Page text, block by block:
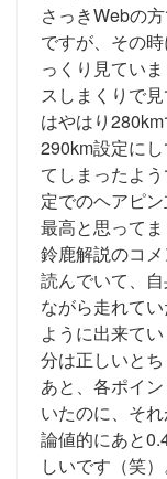
さっきWebの
ですが、その
っくり見てい
スしまくりで
はやはり
290km設定に
てしまったよ
定でのヘアピ
最高と思ってま
鈴鹿解説のコ
読んでいて、
ながら走れて
ように出来て
分は正しいと
あと、各ポイ
いたのに、そ
論値的にあと
しいです（笑